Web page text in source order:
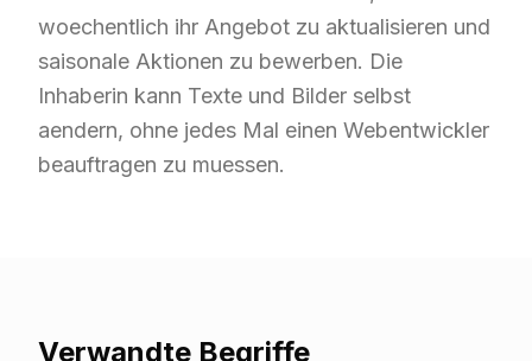
woechentlich ihr Angebot zu aktualisieren und
saisonale Aktionen zu bewerben. Die
Inhaberin kann Texte und Bilder selbst
aendern, ohne jedes Mal einen Webentwickler
beauftragen zu muessen.
Verwandte Begriffe